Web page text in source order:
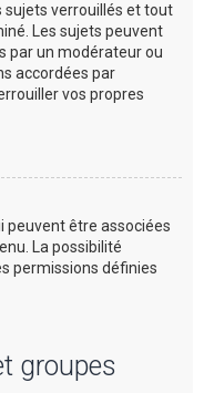
sujets verrouillés et tout
Les sujets peuvent
par un modérateur ou
accordées par
vos propres
peuvent être associées
La possibilité
permissions définies
groupes